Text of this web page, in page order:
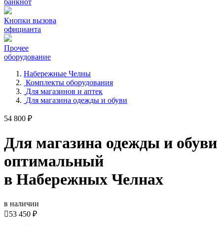
банкнот
Кнопки вызова
официанта
Прочее
оборудование
Набережные Челны
Комплекты оборудования
Для магазинов и аптек
Для магазина одежды и обуви
54 800 ₽
Для магазина одежды и обуви
оптимальный
в Набережных Челнах
в наличии
53 450 ₽